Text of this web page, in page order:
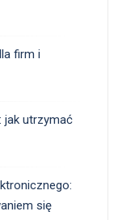
firm i
jak utrzymać
się